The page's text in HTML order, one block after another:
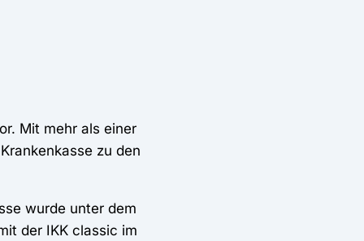
Mit mehr als einer
zu den
wurde unter dem
der IKK classic im